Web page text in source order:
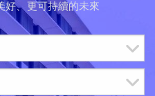
好、更可持續的未來